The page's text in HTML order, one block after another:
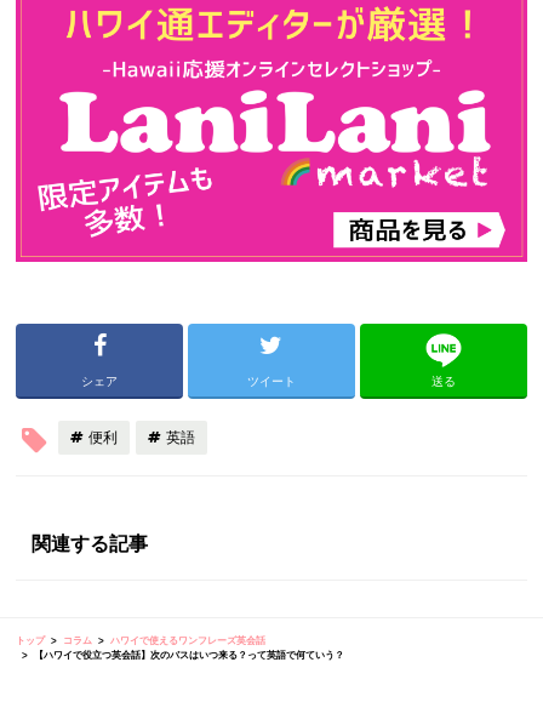
シェア ツイート 送る
便利 英語
関連する記事
トップ コラム
ハワイで使えるワンフレーズ英会話
【ハワイで役立つ英会話】次のバスはいつ来る？って英語で何ていう？